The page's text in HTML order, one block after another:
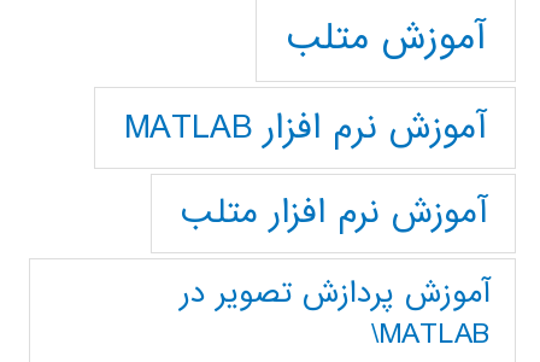
آموزش متلب
آموزش نرم افزار MATLAB
آموزش نرم افزار متلب
آموزش پردازش تصوير در
MATLAB\